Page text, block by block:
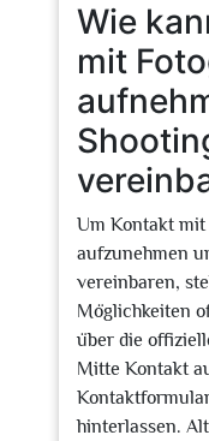
Wie
mit
Um Kontakt
aufzunehmen
vereinbaren,
Möglichkeiten
über die
Mitte Kontakt
hinterlassen.